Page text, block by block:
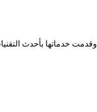
مؤسسة رسمية تابعه لوزارة التجارة والصناعة بسجل تجاري رقم 392254